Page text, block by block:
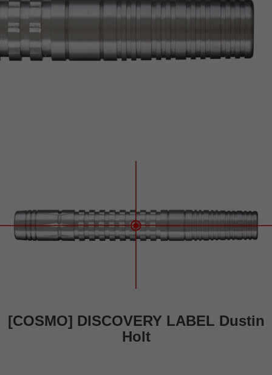
[COSMO] DISCOVERY LABEL Dustin
Holt